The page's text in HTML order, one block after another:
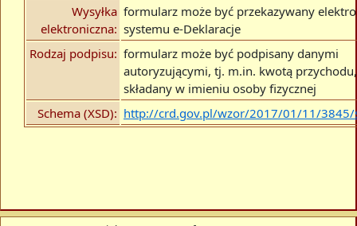
Wysyłka
elektroniczna:
formularz może być przekazywany
systemu e-Deklaracje
Rodzaj podpisu: formularz może być podpisany danymi
autoryzującymi, tj. m.in. kwotą
składany w imieniu osoby fizycznej
Schema (XSD): http://crd.gov.pl/wzor/2017/01/11/3845/